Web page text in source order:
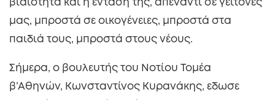
βιαιότητα και η ένταση της, απεναντι σε γείτονές
μας, μπροστά σε οικογένειες, μπροστά στα
παιδιά τους, μπροστά στους νέους.
Σήμερα, ο βουλευτής του Νοτίου Τομέα
β’Αθηνών, Κωνσταντίνος Κυρανάκης, εδωσε